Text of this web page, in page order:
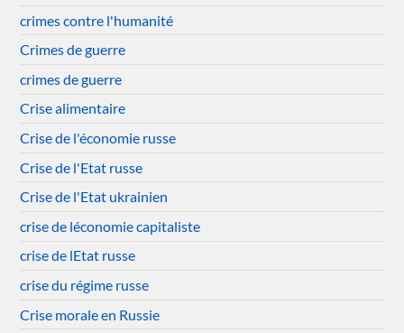
crimes contre l'humanité
Crimes de guerre
crimes de guerre
Crise alimentaire
Crise de l'économie russe
Crise de l'Etat russe
Crise de l'Etat ukrainien
crise de léconomie capitaliste
crise de lEtat russe
crise du régime russe
Crise morale en Russie